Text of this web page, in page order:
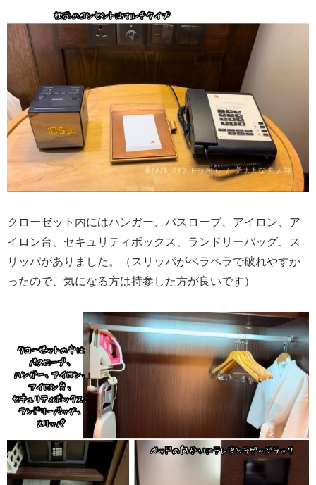
クローゼット内にはハンガー、バスローブ、アイロン、ア
イロン台、セキュリティボックス、ランドリーバッグ、ス
リッパがありました。（スリッパがペラペラで破れやすか
ったので、気になる方は持参した方が良いです）